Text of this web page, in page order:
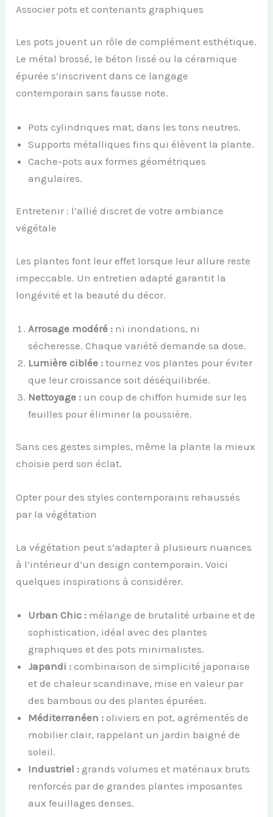
Associer pots et contenants graphiques
Les pots jouent un rôle de complément esthétique.
Le métal brossé, le béton lissé ou la céramique
épurée s’inscrivent dans ce langage
contemporain sans fausse note.
Pots cylindriques mat, dans les tons neutres.
Supports métalliques fins qui élèvent la plante.
Cache-pots aux formes géométriques
angulaires.
Entretenir : l’allié discret de votre ambiance
végétale
Les plantes font leur effet lorsque leur allure reste
impeccable. Un entretien adapté garantit la
longévité et la beauté du décor.
Arrosage modéré : ni inondations, ni
sécheresse. Chaque variété demande sa dose.
Lumière ciblée : tournez vos plantes pour éviter
que leur croissance soit déséquilibrée.
Nettoyage : un coup de chiffon humide sur les
feuilles pour éliminer la poussière.
Sans ces gestes simples, même la plante la mieux
choisie perd son éclat.
Opter pour des styles contemporains rehaussés
par la végétation
La végétation peut s’adapter à plusieurs nuances
à l’intérieur d’un design contemporain. Voici
quelques inspirations à considérer.
Urban Chic : mélange de brutalité urbaine et de
sophistication, idéal avec des plantes
graphiques et des pots minimalistes.
Japandi : combinaison de simplicité japonaise
et de chaleur scandinave, mise en valeur par
des bambous ou des plantes épurées.
Méditerranéen : oliviers en pot, agrémentés de
mobilier clair, rappelant un jardin baigné de
soleil.
Industriel : grands volumes et matériaux bruts
renforcés par de grandes plantes imposantes
aux feuillages denses.